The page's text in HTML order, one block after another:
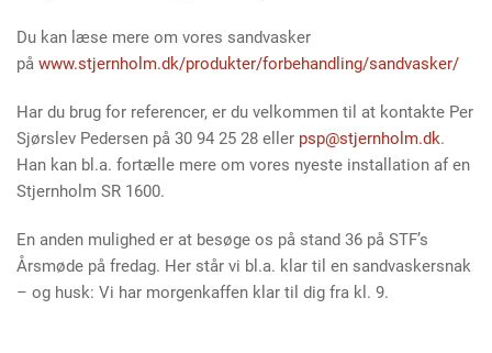
Du kan læse mere om vores sandvasker
på www.stjernholm.dk/produkter/forbehandling/sandvasker/
Har du brug for referencer, er du velkommen til at kontakte Per
Sjørslev Pedersen på 30 94 25 28 eller psp@stjernholm.dk.
Han kan bl.a. fortælle mere om vores nyeste installation af en
Stjernholm SR 1600.
En anden mulighed er at besøge os på stand 36 på STF’s
Årsmøde på fredag. Her står vi bl.a. klar til en sandvaskersnak
– og husk: Vi har morgenkaffen klar til dig fra kl. 9.